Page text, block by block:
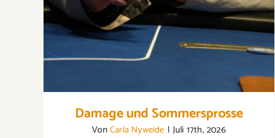
Damage und Sommersprosse
Von Carla Nyweide | Juli 17th, 2026